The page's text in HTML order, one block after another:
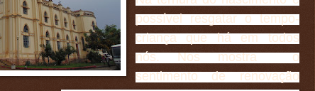
possível resgatar o tempo-
criança que há em todos
nós. Nos mostra o
sentimento de renovação